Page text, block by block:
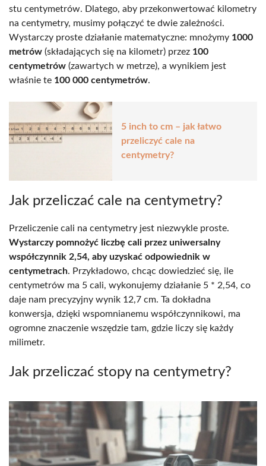
stu centymetrów. Dlatego, aby przekonwertować kilometry
na centymetry, musimy połączyć te dwie zależności.
Wystarczy proste działanie matematyczne: mnożymy 1000
metrów (składających się na kilometr) przez 100
centymetrów (zawartych w metrze), a wynikiem jest
właśnie te 100 000 centymetrów.
5 inch to cm – jak łatwo
przeliczyć cale na
centymetry?
Jak przeliczać cale na centymetry?
Przeliczenie cali na centymetry jest niezwykle proste.
Wystarczy pomnożyć liczbę cali przez uniwersalny
współczynnik 2,54, aby uzyskać odpowiednik w
centymetrach. Przykładowo, chcąc dowiedzieć się, ile
centymetrów ma 5 cali, wykonujemy działanie 5 * 2,54, co
daje nam precyzyjny wynik 12,7 cm. Ta dokładna
konwersja, dzięki wspomnianemu współczynnikowi, ma
ogromne znaczenie wszędzie tam, gdzie liczy się każdy
milimetr.
Jak przeliczać stopy na centymetry?